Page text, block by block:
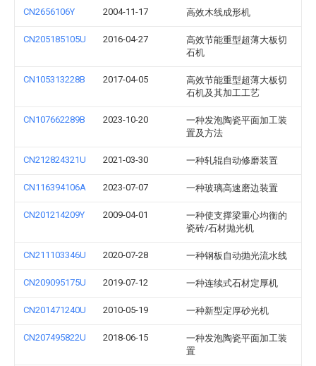
CN2656106Y 2004-11-17 高效木线成形机
CN205185105U 2016-04-27
高效节能重型超薄大板切
石机
CN105313228B 2017-04-05
高效节能重型超薄大板切
石机及其加工工艺
CN107662289B 2023-10-20
一种发泡陶瓷平面加工装
置及方法
CN212824321U 2021-03-30 一种轧辊自动修磨装置
CN116394106A 2023-07-07 一种玻璃高速磨边装置
CN201214209Y 2009-04-01
一种使支撑梁重心均衡的
瓷砖/石材抛光机
CN211103346U 2020-07-28 一种钢板自动抛光流水线
CN209095175U 2019-07-12 一种连续式石材定厚机
CN201471240U 2010-05-19 一种新型定厚砂光机
CN207495822U 2018-06-15
一种发泡陶瓷平面加工装
置